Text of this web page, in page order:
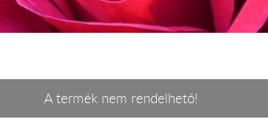
A termék nem rendelhető!